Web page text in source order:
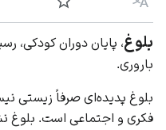
زبان پیگیری
بلوغ، پایان دوران کودکی،
باروری.
بلوغ پدیده‌ای صرفاً زیستی
فکری و اجتماعی است. بلوغ